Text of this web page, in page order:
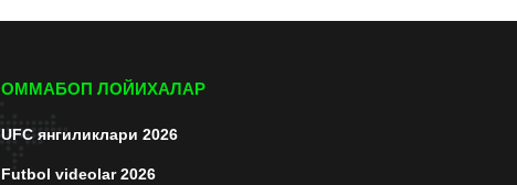
ОММАБОП ЛОЙИХАЛАР
UFC янгиликлари 2026
Futbol videolar 2026